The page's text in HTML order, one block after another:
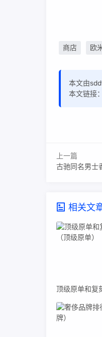
商店 欧
本文由
本文链接：
上一篇
古驰同名男士
相关文